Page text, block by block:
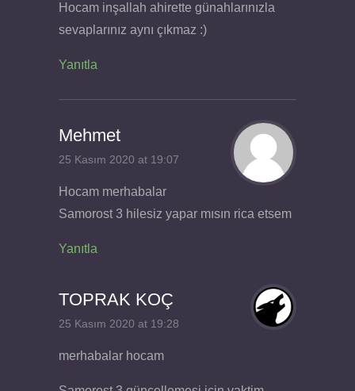
Hocam inşallah ahirette günahlarınızla
sevaplarınız aynı çıkmaz :)
Yanıtla
Mehmet
25 Kasım 2020 at 19:07
Hocam merhabalar
Samorost 3 hilesiz yapar mısın rica etsem
Yanıtla
TOPRAK KOÇ
25 Kasım 2020 at 19:28
merhabalar hocam